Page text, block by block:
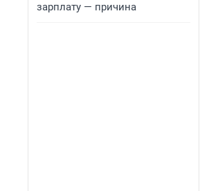
зарплату — причина